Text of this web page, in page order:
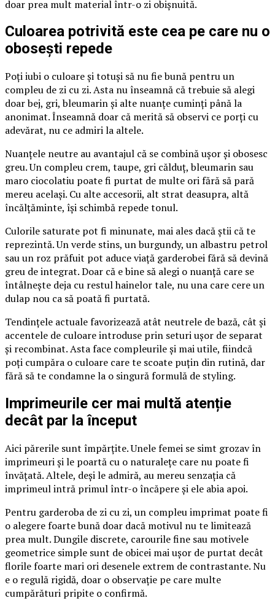
doar prea mult material într-o zi obișnuită.
Culoarea potrivită este cea pe care nu o
obosești repede
Poți iubi o culoare și totuși să nu fie bună pentru un
compleu de zi cu zi. Asta nu înseamnă că trebuie să alegi
doar bej, gri, bleumarin și alte nuanțe cuminți până la
anonimat. Înseamnă doar că merită să observi ce porți cu
adevărat, nu ce admiri la altele.
Nuanțele neutre au avantajul că se combină ușor și obosesc
greu. Un compleu crem, taupe, gri călduț, bleumarin sau
maro ciocolatiu poate fi purtat de multe ori fără să pară
mereu același. Cu alte accesorii, alt strat deasupra, altă
încălțăminte, își schimbă repede tonul.
Culorile saturate pot fi minunate, mai ales dacă știi că te
reprezintă. Un verde stins, un burgundy, un albastru petrol
sau un roz prăfuit pot aduce viață garderobei fără să devină
greu de integrat. Doar că e bine să alegi o nuanță care se
întâlnește deja cu restul hainelor tale, nu una care cere un
dulap nou ca să poată fi purtată.
Tendințele actuale favorizează atât neutrele de bază, cât și
accentele de culoare introduse prin seturi ușor de separat
și recombinat. Asta face compleurile și mai utile, fiindcă
poți cumpăra o culoare care te scoate puțin din rutină, dar
fără să te condamne la o singură formulă de styling.
Imprimeurile cer mai multă atenție
decât par la început
Aici părerile sunt împărțite. Unele femei se simt grozav în
imprimeuri și le poartă cu o naturalețe care nu poate fi
învățată. Altele, deși le admiră, au mereu senzația că
imprimeul intră primul într-o încăpere și ele abia apoi.
Pentru garderoba de zi cu zi, un compleu imprimat poate fi
o alegere foarte bună doar dacă motivul nu te limitează
prea mult. Dungile discrete, carourile fine sau motivele
geometrice simple sunt de obicei mai ușor de purtat decât
florile foarte mari ori desenele extrem de contrastante. Nu
e o regulă rigidă, doar o observație pe care multe
cumpărături pripite o confirmă.